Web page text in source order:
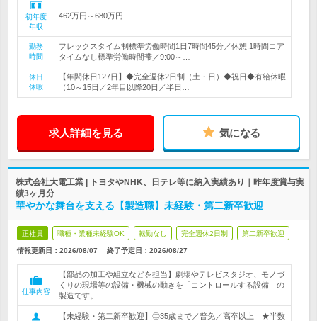
初年度
年収
462万円～680万円
勤務
時間
フレックスタイム制標準労働時間1日7時間45分／休憩:1時間コア
タイムなし標準労働時間帯／9:00～…
休日
休暇
【年間休日127日】◆完全週休2日制（土・日）◆祝日◆有給休暇
（10～15日／2年目以降20日／半日…
求人詳細を見る 気になる
株式会社大電工業 | トヨタやNHK、日テレ等に納入実績あり｜昨年度賞与実
績3ヶ月分
華やかな舞台を支える【製造職】未経験・第二新卒歓迎
正社員 職種・業種未経験OK 転勤なし 完全週休2日制 第二新卒歓迎
情報更新日：2026/08/07 終了予定日： 2026/08/27
仕事内容
【部品の加工や組立などを担当】劇場やテレビスタジオ、モノづ
くりの現場等の設備・機械の動きを「コントロールする設備」の
製造です。
【未経験・第二新卒歓迎】◎35歳まで／普免／高卒以上 ★半数